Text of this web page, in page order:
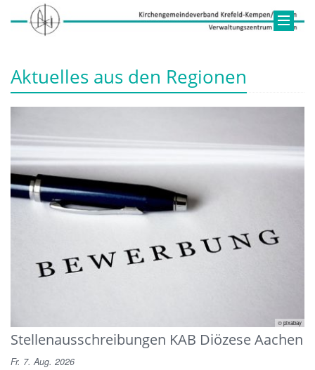
Aktuelles aus den Regionen
© pixabay
Stellenausschreibungen KAB Diözese Aachen
Fr. 7. Aug. 2026